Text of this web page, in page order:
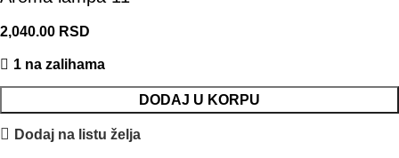
2,040.00 RSD
1 na zalihama
DODAJ U KORPU
Dodaj na listu želja